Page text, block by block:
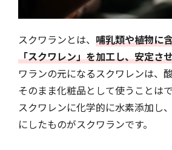
スクワランとは、 哺乳類や植物に
「スクワレン」を加工し、安定さ
ワランの元になるスクワレンは、
そのまま化粧品として使うことは
スクワレンに化学的に水素添加し
にしたものがスクワランです。